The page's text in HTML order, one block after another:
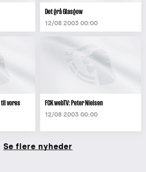
Det grå Glasgow
12/08 2003 00:00
til vores
FCK webTV: Peter Nielsen
12/08 2003 00:00
Se flere nyheder